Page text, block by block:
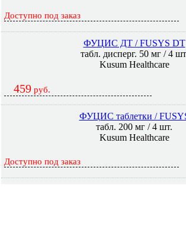
Доступно под заказ
ФУЦИС ДТ / FUSYS DT
табл. дисперг. 50 мг / 4
Kusum Healthcare
459 руб.
ФУЦИС таблетки /
табл. 200 мг / 4 шт.
Kusum Healthcare
Доступно под заказ